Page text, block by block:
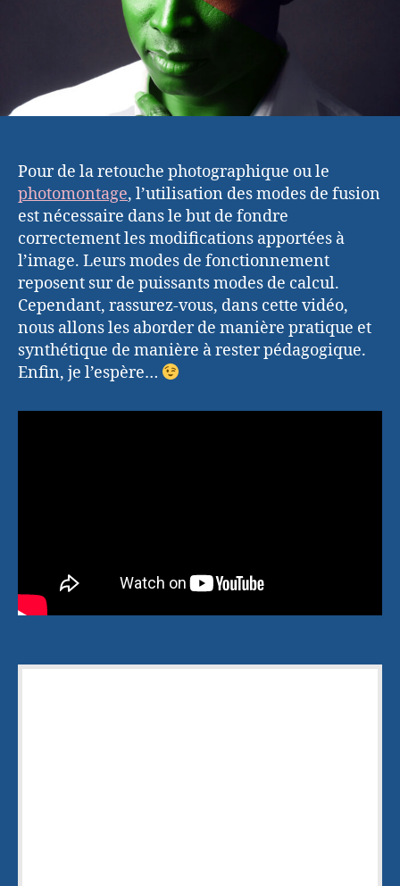
Pour de la retouche photographique ou le
photomontage, l’utilisation des modes de fusion
est nécessaire dans le but de fondre
correctement les modifications apportées à
l’image. Leurs modes de fonctionnement
reposent sur de puissants modes de calcul.
Cependant, rassurez-vous, dans cette vidéo,
nous allons les aborder de manière pratique et
synthétique de manière à rester pédagogique.
Enfin, je l’espère…